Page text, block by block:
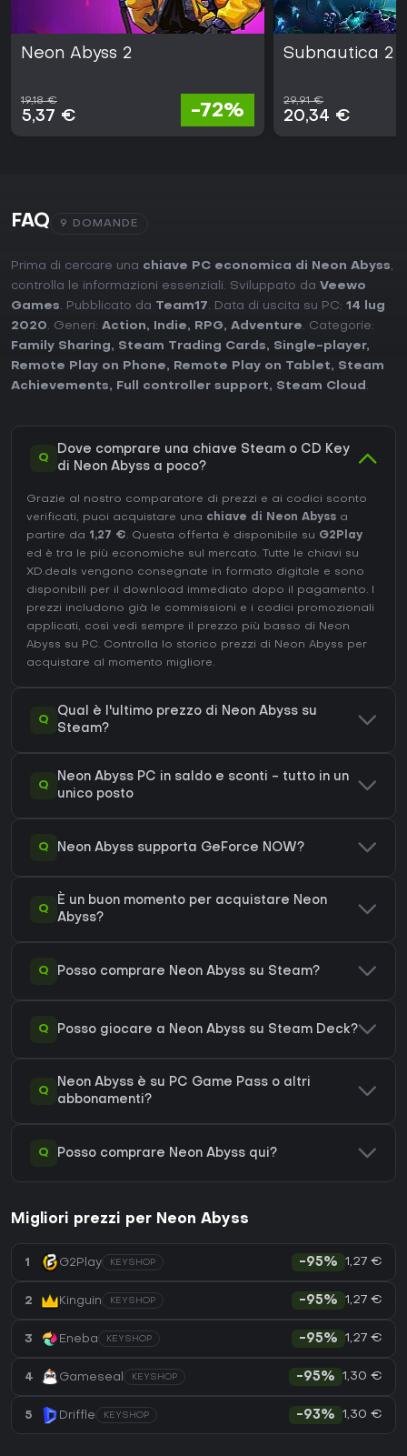
Neon Abyss 2
19,18 €
5,37 € -72%
Subnautica 2
29,91 €
20,34 €
FAQ 9 DOMANDE
Prima di cercare una chiave PC economica di Neon Abyss,
controlla le informazioni essenziali. Sviluppato da Veewo
Games. Pubblicato da Team17. Data di uscita su PC: 14 lug
2020. Generi: Action, Indie, RPG, Adventure. Categorie:
Family Sharing, Steam Trading Cards, Single-player,
Remote Play on Phone, Remote Play on Tablet, Steam
Achievements, Full controller support, Steam Cloud .
Q
Dove comprare una chiave Steam o CD Key
di Neon Abyss a poco?
Grazie al nostro comparatore di prezzi e ai codici sconto
verificati, puoi acquistare una chiave di Neon Abyss a
partire da 1,27 €. Questa offerta è disponibile su G2Play
ed è tra le più economiche sul mercato. Tutte le chiavi su
XD.deals vengono consegnate in formato digitale e sono
disponibili per il download immediato dopo il pagamento. I
prezzi includono già le commissioni e i codici promozionali
applicati, così vedi sempre il prezzo più basso di Neon
Abyss su PC. Controlla lo storico prezzi di Neon Abyss per
acquistare al momento migliore.
Q
Qual è l'ultimo prezzo di Neon Abyss su
Steam?
Q
Neon Abyss PC in saldo e sconti - tutto in un
unico posto
Q Neon Abyss supporta GeForce NOW?
Q
È un buon momento per acquistare Neon
Abyss?
Q Posso comprare Neon Abyss su Steam?
Q Posso giocare a Neon Abyss su Steam Deck?
Q
Neon Abyss è su PC Game Pass o altri
abbonamenti?
Q Posso comprare Neon Abyss qui?
Migliori prezzi per Neon Abyss
1 G2Play KEYSHOP -95% 1,27 €
2 Kinguin KEYSHOP -95% 1,27 €
3 Eneba KEYSHOP -95% 1,27 €
4 Gameseal KEYSHOP -95% 1,30 €
5 Driffle KEYSHOP -93% 1,30 €